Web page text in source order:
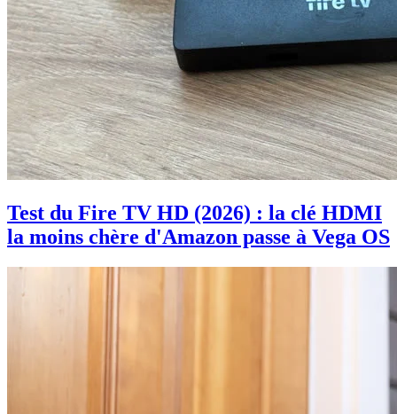
Test du Fire TV HD (2026) : la clé HDMI
la moins chère d'Amazon passe à Vega OS